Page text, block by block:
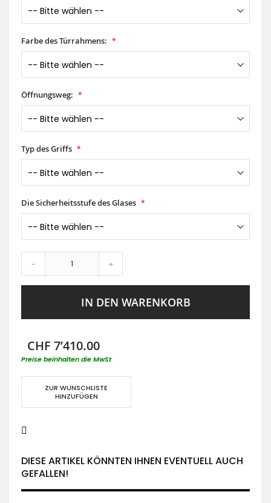
Farbe des Türrahmens:
Öffnungsweg:
Typ des Griffs
Die Sicherheitsstufe des Glases
- +
IN DEN WARENKORB
CHF 7’410.00
Preise beinhalten die MwSt
ZUR WUNSCHLISTE
HINZUFÜGEN
DIESE ARTIKEL KÖNNTEN IHNEN EVENTUELL AUCH
GEFALLEN!